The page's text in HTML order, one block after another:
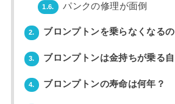
1.6. パンクの修理が面倒
2. ブロンプトンを乗らなくなる
3. ブロンプトンは金持ちが乗る自
4. ブロンプトンの寿命は何年？